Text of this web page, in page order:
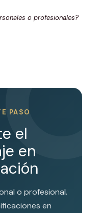
o profesionales?
PASO
el
en
o profesional.
en